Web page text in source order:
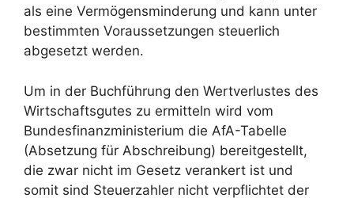
als eine Vermögensminderung und kann unter
bestimmten Voraussetzungen steuerlich
abgesetzt werden.
Um in der Buchführung den Wertverlustes des
Wirtschaftsgutes zu ermitteln wird vom
Bundesfinanzministerium die AfA-Tabelle
(Absetzung für Abschreibung) bereitgestellt,
die zwar nicht im Gesetz verankert ist und
somit sind Steuerzahler nicht verpflichtet der